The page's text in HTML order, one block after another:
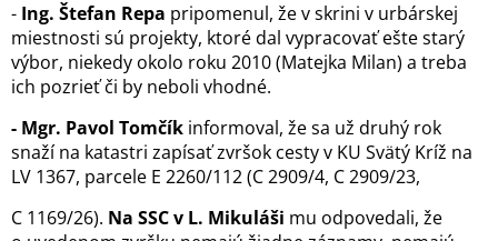
- Ing. Štefan Repa pripomenul, že v skrini v urbárskej
miestnosti sú projekty, ktoré dal vypracovať ešte starý
výbor, niekedy okolo roku 2010 (Matejka Milan) a treba
ich pozrieť či by neboli vhodné.
- Mgr. Pavol Tomčík informoval, že sa už druhý rok
snaží na katastri zapísať zvršok cesty v KU Svätý Kríž na
LV 1367, parcele E 2260/112 (C 2909/4, C 2909/23,
C 1169/26). Na SSC v L. Mikuláši mu odpovedali, že